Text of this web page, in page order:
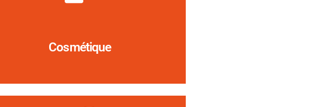
Cosmétique